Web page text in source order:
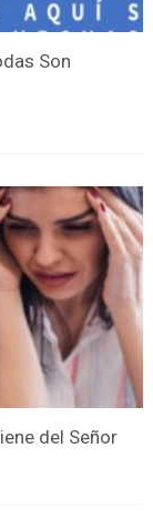
Son
del Señor